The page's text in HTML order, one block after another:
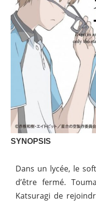
SYNOPSIS
Dans un lycée, le
d’être fermé.
Katsuragi de